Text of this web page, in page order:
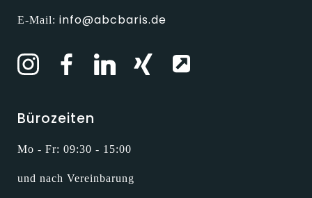
E-Mail: info@abcbaris.de
Bürozeiten
Mo - Fr: 09:30 - 15:00
und nach Vereinbarung